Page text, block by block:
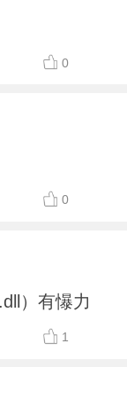
0
0
）有懪力
1